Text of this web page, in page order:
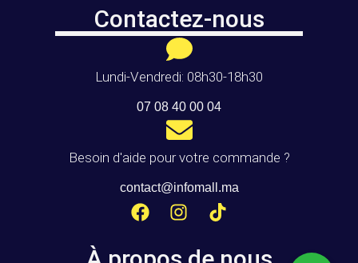
Contactez-nous
Lundi-Vendredi: 08h30-18h30
07 08 40 00 04
Besoin d'aide pour votre commande ?
contact@infomall.ma